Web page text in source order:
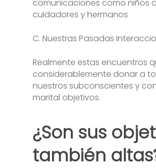
comunicaciones como niños
cuidadores y hermanos
C. Nuestras Pasadas
Realmente estas encuentros
considerablemente donar a
nuestros subconscientes y
marital objetivos.
¿Son sus
también